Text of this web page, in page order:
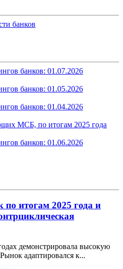
банков
банков: 01.07.2026
банков: 01.05.2026
банков: 01.04.2026
МСБ, по итогам 2025 года
банков: 01.06.2026
итогам 2025 года и
демонстрировала высокую
адаптировался к...